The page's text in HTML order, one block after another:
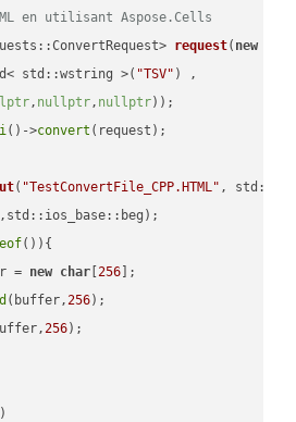
en utilisant Aspose.Cells
request( new
std::wstring >(
"TSV" ) ,
, nullptr, nullptr))
()->convert
( "TestConvertFile_CPP.HTML" ,
,std::ios_base::beg);
eof()){
= new char [256 ];
(buffer,256);
256);